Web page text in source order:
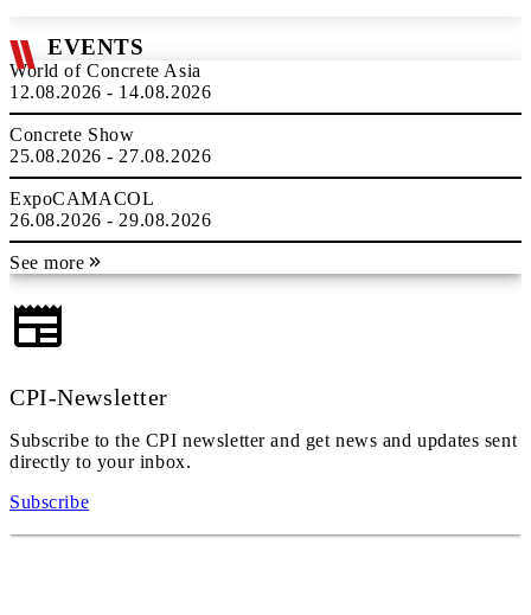
EVENTS
World of Concrete Asia
12.08.2026 - 14.08.2026
Concrete Show
25.08.2026 - 27.08.2026
ExpoCAMACOL
26.08.2026 - 29.08.2026
See more
CPI-Newsletter
Subscribe to the CPI newsletter and get news and updates sent
directly to your inbox.
Subscribe